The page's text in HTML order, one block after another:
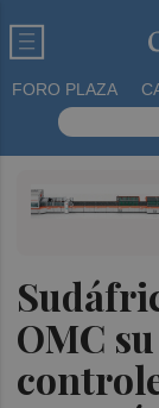
FORO PLAZA
OMC